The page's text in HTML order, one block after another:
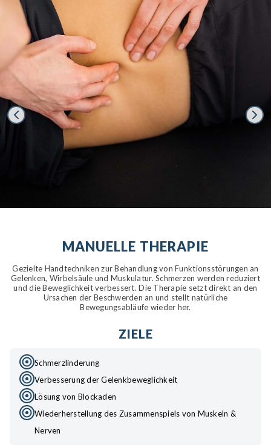
MANUELLE THERAPIE
Gezielte Handtechniken zur Behandlung von Funktionsstörungen an
Gelenken, Wirbelsäule und Muskulatur. Schmerzen werden reduziert
und die Beweglichkeit verbessert. Die Therapie setzt direkt an den
Ursachen der Beschwerden an und stellt natürliche
Bewegungsabläufe wieder her.
ZIELE
Schmerzlinderung
Verbesserung der Gelenkbeweglichkeit
Lösung von Blockaden
Wiederherstellung des Zusammenspiels von Muskeln &
Nerven